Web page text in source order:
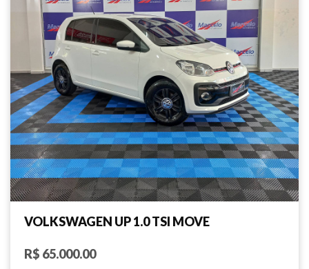
VOLKSWAGEN UP 1.0 TSI MOVE
R$ 65.000.00